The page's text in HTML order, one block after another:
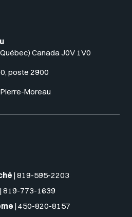
Canada J0V 1V0
poste 2900
Moreau
| 819-595-2203
| 819-773-1639
| 450-820-8157